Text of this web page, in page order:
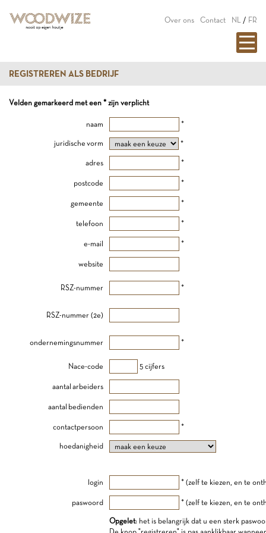
Over ons Contact NL / FR
REGISTREREN ALS BEDRIJF
Velden gemarkeerd met een * zijn verplicht
naam *
juridische vorm *
adres *
postcode *
gemeente *
telefoon *
e-mail *
website
RSZ-nummer *
RSZ-nummer (2e)
ondernemingsnummer *
Nace-code 5 cijfers
aantal arbeiders
aantal bedienden
contactpersoon *
hoedanigheid
login * (zelf te kiezen, en te
paswoord * (zelf te kiezen, en te
Opgelet: het is belangrijk dat u een sterk